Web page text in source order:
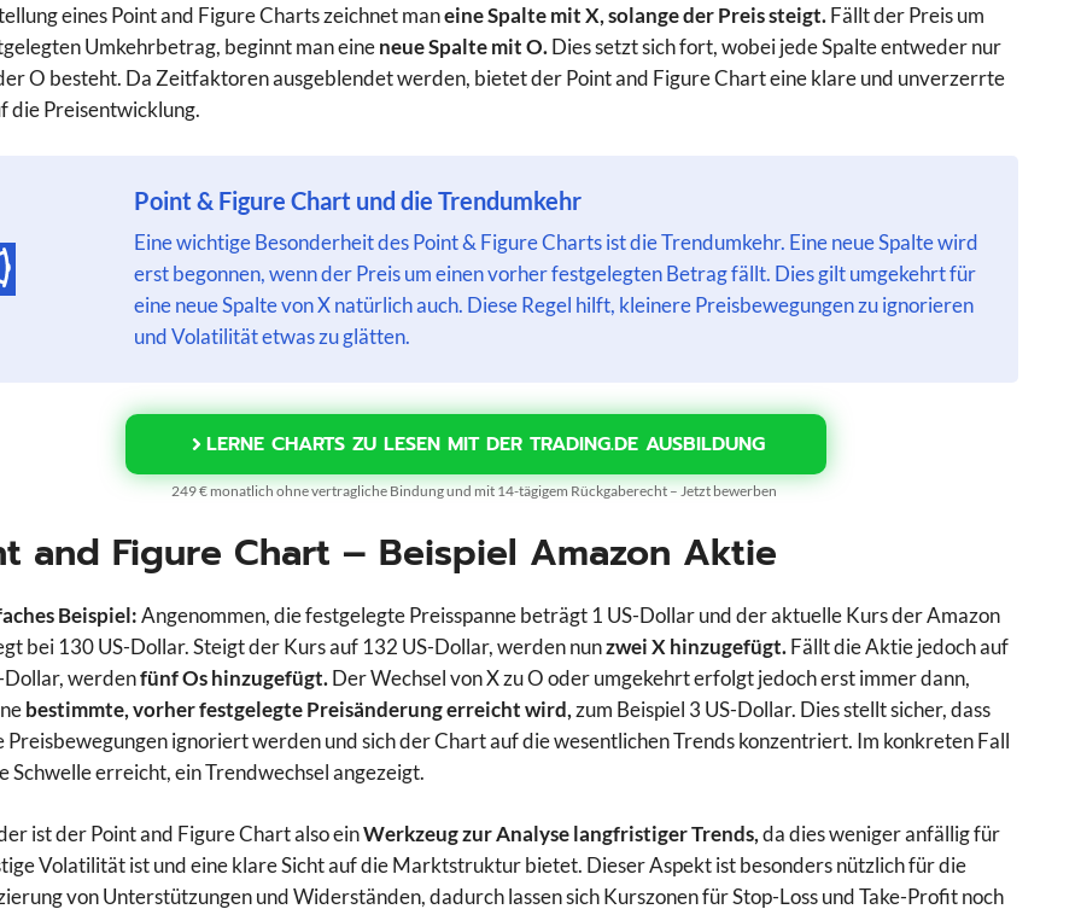
eines Point and Figure Charts zeichnet maneine Spalte mit X, solange der Preis steigt.Fällt der Preis um
Umkehrbetrag, beginnt man eineneue Spalte mit O.Dies setzt sich fort, wobei jede Spalte entweder nur
O besteht. Da Zeitfaktoren ausgeblendet werden, bietet der Point and Figure Chart eine klare und unverzerrte
die Preisentwicklung.
Point & Figure Chart und die Trendumkehr
Eine wichtige Besonderheit des Point & Figure Charts ist die Trendumkehr. Eine neue Spalte wird
erst begonnen, wenn der Preis um einen vorher festgelegten Betrag fällt. Dies gilt umgekehrt für
eine neue Spalte von X natürlich auch. Diese Regel hilft, kleinere Preisbewegungen zu ignorieren
und Volatilität etwas zu glätten.
LERNE CHARTS ZU LESEN MIT DER TRADING.DE AUSBILDUNG
249 € monatlich ohne vertragliche Bindung und mit 14-tägigem Rückgaberecht – Jetzt bewerben
and Figure Chart – Beispiel Amazon Aktie
Beispiel:Angenommen, die festgelegte Preisspanne beträgt 1 US-Dollar und der aktuelle Kurs der Amazon
bei 130 US-Dollar. Steigt der Kurs auf 132 US-Dollar, werden nunzwei X hinzugefügt.Fällt die Aktie jedoch auf
Dollar, werdenfünf Os hinzugefügt.Der Wechsel von X zu O oder umgekehrt erfolgt jedoch erst immer dann,
bestimmte, vorher festgelegte Preisänderung erreicht wird,zum Beispiel 3 US-Dollar. Dies stellt sicher, dass
Preisbewegungen ignoriert werden und sich der Chart auf die wesentlichen Trends konzentriert. Im konkreten Fall
Schwelle erreicht, ein Trendwechsel angezeigt.
ist der Point and Figure Chart also einWerkzeug zur Analyse langfristiger Trends,da dies weniger anfällig für
Volatilität ist und eine klare Sicht auf die Marktstruktur bietet. Dieser Aspekt ist besonders nützlich für die
von Unterstützungen und Widerständen, dadurch lassen sich Kurszonen für Stop-Loss und Take-Profit noch